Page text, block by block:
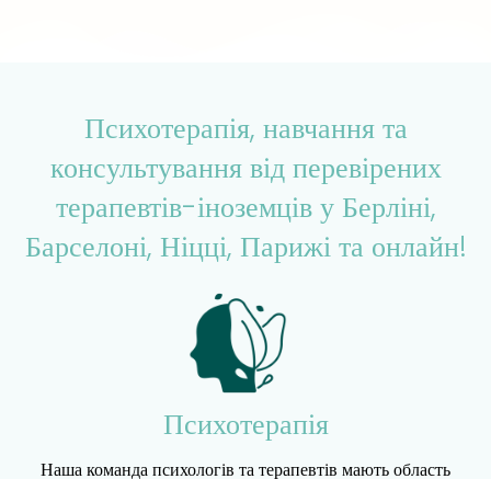
Психотерапія, навчання та
консультування від перевірених
терапевтів-іноземців у Берліні,
Барселоні, Ніцці, Парижі та онлайн!
Психотерапія
Наша команда психологів та терапевтів мають область